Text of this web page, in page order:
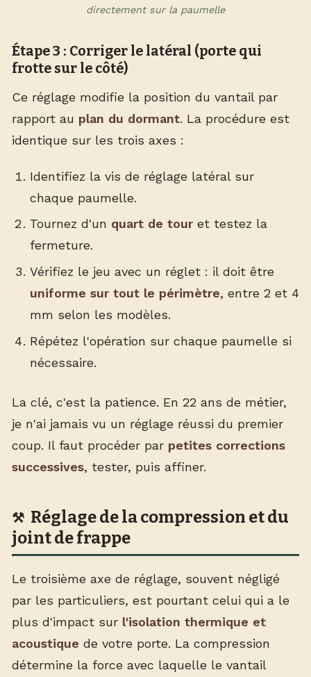
directement sur la paumelle
Étape 3 : Corriger le latéral (porte qui
frotte sur le côté)
Ce réglage modifie la position du vantail par
rapport au plan du dormant. La procédure est
identique sur les trois axes :
Identifiez la vis de réglage latéral sur
chaque paumelle.
Tournez d'un quart de touret testez la
fermeture.
Vérifiez le jeu avec un réglet : il doit être
uniforme sur tout le périmètre, entre 2 et 4
mm selon les modèles.
Répétez l'opération sur chaque paumelle si
nécessaire.
La clé, c'est la patience. En 22 ans de métier,
je n'ai jamais vu un réglage réussi du premier
coup. Il faut procéder par petites corrections
successives, tester, puis affiner.
Réglage de la compression et du
joint de frappe
Le troisième axe de réglage, souvent négligé
par les particuliers, est pourtant celui qui a le
plus d'impact sur l'isolation thermique et
acoustique de votre porte. La compression
détermine la force avec laquelle le vantail